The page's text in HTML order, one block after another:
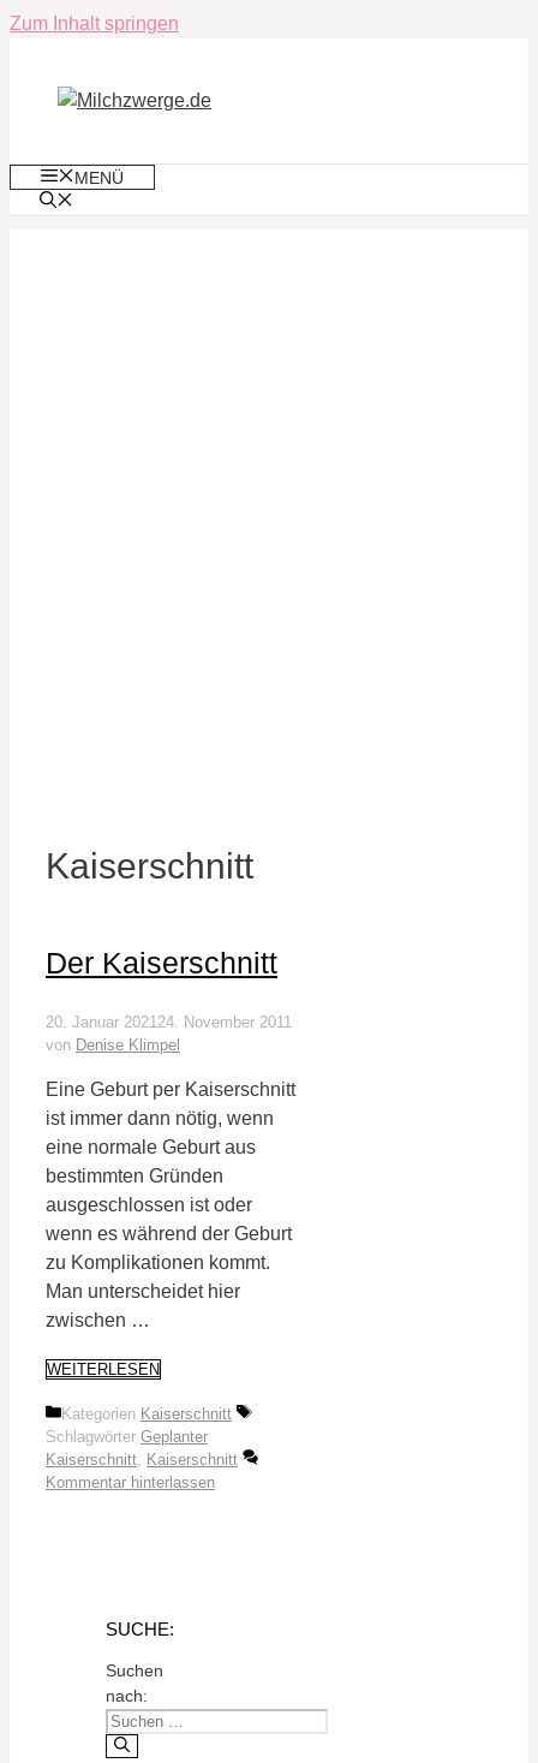
Zum Inhalt springen
MENÜ
Kaiserschnitt
Der Kaiserschnitt
20. Januar 2021 24. November 2011
von Denise Klimpel
Eine Geburt per Kaiserschnitt
ist immer dann nötig, wenn
eine normale Geburt aus
bestimmten Gründen
ausgeschlossen ist oder
wenn es während der Geburt
zu Komplikationen kommt.
Man unterscheidet hier
zwischen …
WEITERLESEN
Kategorien Kaiserschnitt
Schlagwörter Geplanter
Kaiserschnitt
Kaiserschnitt
Kommentar hinterlassen
SUCHE:
Suchen
nach: